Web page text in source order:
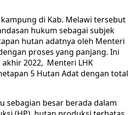
di Kab. Melawi tersebut
hukum sebagai subjek
hutan adatnya oleh Menteri
proses yang panjang. Ini
2022, Menteri LHK
5 Hutan Adat dengan total
sebagian besar berada dalam